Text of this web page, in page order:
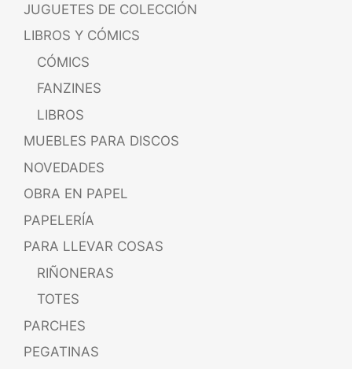
JUGUETES DE COLECCIÓN
LIBROS Y CÓMICS
CÓMICS
FANZINES
LIBROS
MUEBLES PARA DISCOS
NOVEDADES
OBRA EN PAPEL
PAPELERÍA
PARA LLEVAR COSAS
RIÑONERAS
TOTES
PARCHES
PEGATINAS